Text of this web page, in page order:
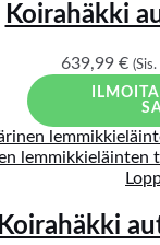
Koirahäkki
639,99 €